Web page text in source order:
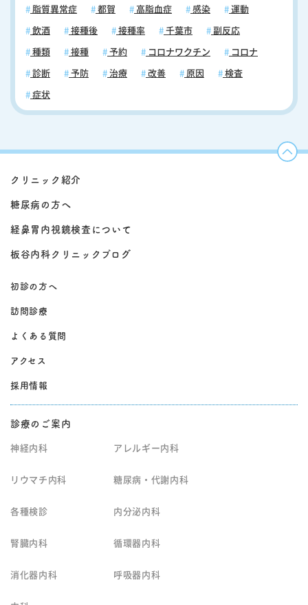
脂質異常症 都賀 高脂血症 感染 運動
飲酒 接種後 接種率 千葉市 副反応
種類 接種 予約 コロナワクチン コロナ
診断 予防 治療 改善 原因 検査
症状
クリニック紹介
糖尿病の方へ
経鼻胃内視鏡検査について
板谷内科クリニックブログ
初診の方へ
訪問診療
よくある質問
アクセス
採用情報
診療のご案内
神経内科 アレルギー内科
リウマチ内科 糖尿病・代謝内科
各種検診 内分泌内科
腎臓内科 循環器内科
消化器内科 呼吸器内科